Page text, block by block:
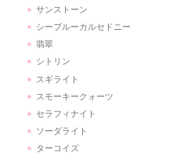
サンストーン
シーブルーカルセドニー
翡翠
シトリン
スギライト
スモーキークォーツ
セラフィナイト
ソーダライト
ターコイズ